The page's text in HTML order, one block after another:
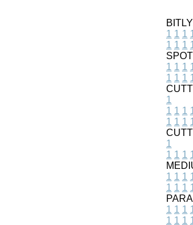
1 1 1
1 1 1
1 1 1
1 1 1
1
1 1 1
1 1 1
1
1 1 1
1 1 1
1 1 1
1 1 1
1 1 1